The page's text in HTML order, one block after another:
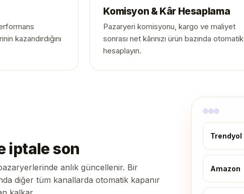
kazandırdığını
Komisyon & Kâr Hesaplama
Pazaryeri komisyonu, kargo ve maliyet
sonrası net kârınızı ürün bazında otomatik
hesaplayın.
iptale son
anlık güncellenir. Bir
diğer tüm kanallarda otomatik kapanır
Trendyol
Amazon